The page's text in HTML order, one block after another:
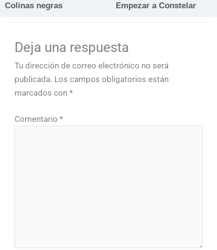
Colinas negras Empezar a Constelar
Deja una respuesta
Tu dirección de correo electrónico no será
publicada. Los campos obligatorios están
marcados con *
Comentario *